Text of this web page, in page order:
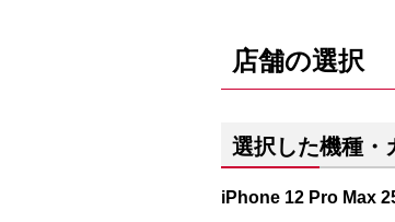
店舗の選択
選択した機種・
iPhone 12 Pro Max